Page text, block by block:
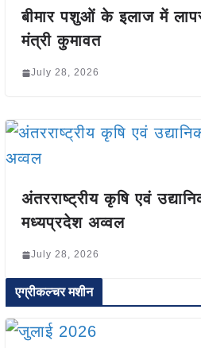
बीमार पशुओं के इलाज में
मंत्री कुमावत
July 28, 2026
अंतरराष्ट्रीय कृषि एवं
मध्यप्रदेश अव्वल
July 28, 2026
एग्रीकल्चर मशीन